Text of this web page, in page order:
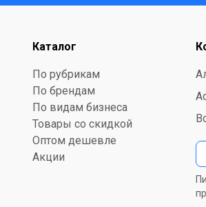
Каталог
По рубрикам
По брендам
По видам бизнеса
Товары со скидкой
Оптом дешевле
Акции